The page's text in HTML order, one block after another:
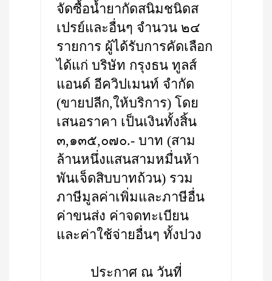
จัดซื้อน้ำยากัดสนิมชนิดส
เปรย์และอื่นๆ จำนวน ๒๔
รายการ ผู้ได้รับการคัดเลือก
ได้แก่ บริษัท กรุงธน ทูลส์
แอนด์ อีควิปเมนท์ จำกัด
(ขายปลีก,ให้บริการ) โดย
เสนอราคา เป็นเงินทั้งสิ้น
๓,๑๓๕,๐๗๐.- บาท (สาม
ล้านหนึ่งแสนสามหมื่นห้า
พันเจ็ดสิบบาทถ้วน) รวม
ภาษีมูลค่าเพิ่มและภาษีอื่น
ค่าขนส่ง ค่าจดทะเบียน
และค่าใช้จ่ายอื่นๆ ทั้งปวง
ประกาศ ณ วันที่